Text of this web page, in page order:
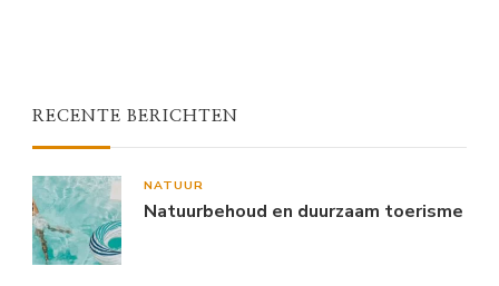
RECENTE BERICHTEN
NATUUR
Natuurbehoud en duurzaam toerisme